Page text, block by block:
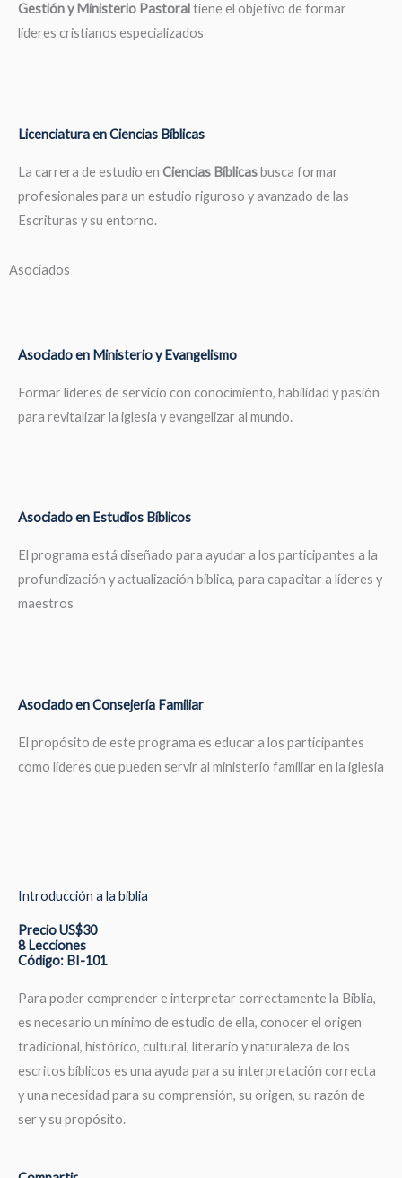
Gestión y Ministerio Pastoraltiene el objetivo de formar
líderes cristianos especializados
Licenciatura en Ciencias Bíblicas
La carrera de estudio en Ciencias Bíblicasbusca formar
profesionales para un estudio riguroso y avanzado de las
Escrituras y su entorno.
Asociados
Asociado en Ministerio y Evangelismo
Formar líderes de servicio con conocimiento, habilidad y pasión
para revitalizar la iglesia y evangelizar al mundo.
Asociado en Estudios Bíblicos
El programa está diseñado para ayudar a los participantes a la
profundización y actualización bíblica, para capacitar a líderes y
maestros
Asociado en Consejería Familiar
El propósito de este programa es educar a los participantes
como líderes que pueden servir al ministerio familiar en la iglesia
Introducción a la biblia
Precio US$30
8 Lecciones
Código: BI-101
Para poder comprender e interpretar correctamente la Biblia,
es necesario un mínimo de estudio de ella, conocer el origen
tradicional, histórico, cultural, literario y naturaleza de los
escritos bíblicos es una ayuda para su interpretación correcta
y una necesidad para su comprensión, su origen, su razón de
ser y su propósito.